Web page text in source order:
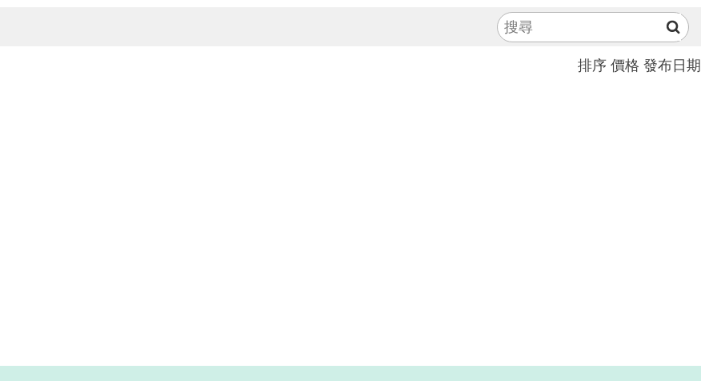
排序 價格 發布日期